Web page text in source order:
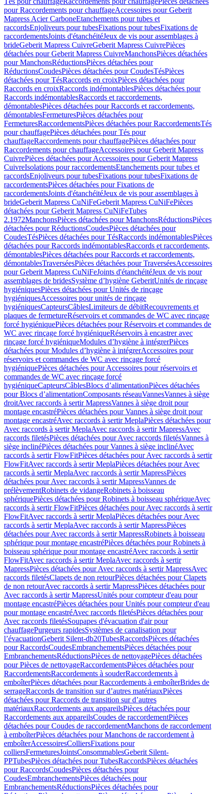
pour Raccordements pour chauffageAccessoires pour Geberit
Mapress Acier CarboneEtanchements pour tubes et
raccordsEnjoliveurs pour tubesFixations pour tubesFixations de
raccordementsJoints d'étanchéitéJeux de vis pour assemblages à
brideGeberit Mapress CuivreGeberit Mapress CuivrePièces
détachées pour Geberit Mapress CuivreManchonsPièces détachées
pour ManchonsRéductionsPièces détachées pour
RéductionsCoudesPièces détachées pour CoudesTésPièces
détachées pour TésRaccords en croixPièces détachées pour
Raccords en croixRaccords indémontablesPièces détachées pour
Raccords indémontablesRaccords et raccordements,
démontablesPièces détachées pour Raccords et raccordements,
démontablesFermeturesPièces détachées pour
FermeturesRaccordementsPièces détachées pour RaccordementsTés
pour chauffagePièces détachées pour Tés pour
chauffageRaccordements pour chauffagePièces détachées pour
Raccordements pour chauffageAccessoires pour Geberit Mapress
CuivrePièces détachées pour Accessoires pour Geberit Mapress
CuivreIsolations pour raccordementsEtanchements pour tubes et
raccordsEnjoliveurs pour tubesFixations pour tubesFixations de
raccordementsPièces détachées pour Fixations de
raccordementsJoints d'étanchéitéJeux de vis pour assemblages à
brideGeberit Mapress CuNiFeGeberit Mapress CuNiFePièces
détachées pour Geberit Mapress CuNiFeTubes
2.1972ManchonsPièces détachées pour ManchonsRéductionsPièces
détachées pour RéductionsCoudesPièces détachées pour
CoudesTésPièces détachées pour TésRaccords indémontablesPièces
détachées pour Raccords indémontablesRaccords et raccordements,
démontablesPièces détachées pour Raccords et raccordements,
démontablesTraverséesPièces détachées pour TraverséesAccessoires
pour Geberit Mapress CuNiFeJoints d'étanchéitéJeux de vis pour
assemblages de bridesSystème d’hygiène GeberitUnités de rinçage
hygiéniquesPièces détachées pour Unités de rinçage
hygiéniquesAccessoires pour unités de rinçage
hygiéniquesCapteursCâblesLimiteurs de débitRecouvrements et
plaques de fermetureRéservoirs et commandes de WC avec rinçage
forcé hygiéniquePièces détachées pour Réservoirs et commandes de
WC avec rinçage forcé hygiéniqueRéservoirs à encastrer avec
rinçage forcé hygiéniqueModules d’hygiène à intégrerPièces
détachées pour Modules d’hygiène à intégrerAccessoires pour
réservoirs et commandes de WC avec rinçage forcé
hygiéniquePièces détachées pour Accessoires pour réservoirs et
commandes de WC avec rinçage forcé
hygiéniqueCapteursCâblesBlocs d’alimentationPièces détachées
pour Blocs d’alimentationComposants réseauVannesVannes à siège
droitAvec raccords à sertir MapressVannes à siège droit pour
montage encastréPièces détachées pour Vannes à siège droit pour
montage encastréAvec raccords à sertir MeplaPièces détachées pour
Avec raccords à sertir MeplaAvec raccords à sertir MapressAvec
raccords filetésPièces détachées pour Avec raccords filetésVannes à
siège inclinéPièces détachées pour Vannes à siège inclinéAvec
raccords à sertir FlowFitPièces détachées pour Avec raccords à sertir
FlowFitAvec raccords à sertir MeplaPièces détachées pour Avec
raccords à sertir MeplaAvec raccords à sertir MapressPièces
détachées pour Avec raccords à sertir MapressVannes de
prélèvementRobinets de vidangeRobinets à boisseau
sphériquePièces détachées pour Robinets à boisseau sphériqueAvec
raccords à sertir FlowFitPièces détachées pour Avec raccords à sertir
FlowFitAvec raccords à sertir MeplaPièces détachées pour Avec
raccords à sertir MeplaAvec raccords à sertir MapressPièces
détachées pour Avec raccords à sertir MapressRobinets à boisseau
sphérique pour montage encastréPièces détachées pour Robinets à
boisseau sphérique pour montage encastréAvec raccords à sertir
FlowFitAvec raccords à sertir MeplaAvec raccords à sertir
MapressPièces détachées pour Avec raccords à sertir MapressAvec
raccords filetésClapets de non retourPièces détachées pour Clapets
de non retourAvec raccords à sertir MapressPièces détachées pour
Avec raccords à sertir MapressUnités pour compteur d'eau pour
montage encastréPièces détachées pour Unités pour compteur d'eau
pour montage encastréAvec raccords filetésPièces détachées pour
Avec raccords filetésSoupapes d'évacuation d'air pour
chauffagePurgeurs rapidesSystèmes de canalisation pour
l’évacuationGeberit Silent-db20TubesRaccordsPièces détachées
pour RaccordsCoudesEmbranchementsPièces détachées pour
EmbranchementsRéductionsPièces de nettoyagePièces détachées
pour Pièces de nettoyageRaccordementsPièces détachées pour
RaccordementsRaccordements à souderRaccordements à
emboîterPièces détachées pour Raccordements à emboîterBrides de
serrageRaccords de transition sur d’autres matériauxPièces
détachées pour Raccords de transition sur d’autres
matériauxRaccordements aux appareilsPièces détachées pour
Raccordements aux appareilsCoudes de raccordementPièces
détachées pour Coudes de raccordementManchons de raccordement
à emboîterPièces détachées pour Manchons de raccordement à
emboîterAccessoiresColliersFixations pour
colliersFermeturesJointsConsommablesGeberit Silent-
PPTubesPièces détachées pour TubesRaccordsPièces détachées
pour RaccordsCoudesPièces détachées pour
CoudesEmbranchementsPièces détachées pour
EmbranchementsRéductionsPièces détachées pour